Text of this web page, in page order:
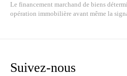
Le financement marchand de biens
opération immobilière avant même la
Suivez-nous